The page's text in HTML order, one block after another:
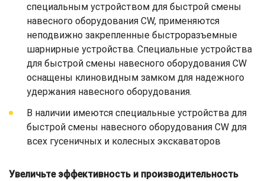
специальным устройством для быстрой смены
навесного оборудования CW, применяются
неподвижно закрепленные быстроразъемные
шарнирные устройства. Специальные устройства
для быстрой смены навесного оборудования CW
оснащены клиновидным замком для надежного
удержания навесного оборудования.
В наличии имеются специальные устройства для
быстрой смены навесного оборудования CW для
всех гусеничных и колесных экскаваторов
Увеличьте эффективность и производительность